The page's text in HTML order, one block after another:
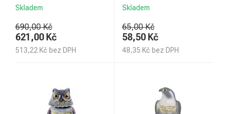
Skladem
690,00 Kč
621,00 Kč
513,22 Kč bez DPH
Skladem
65,00 Kč
58,50 Kč
48,35 Kč bez DPH